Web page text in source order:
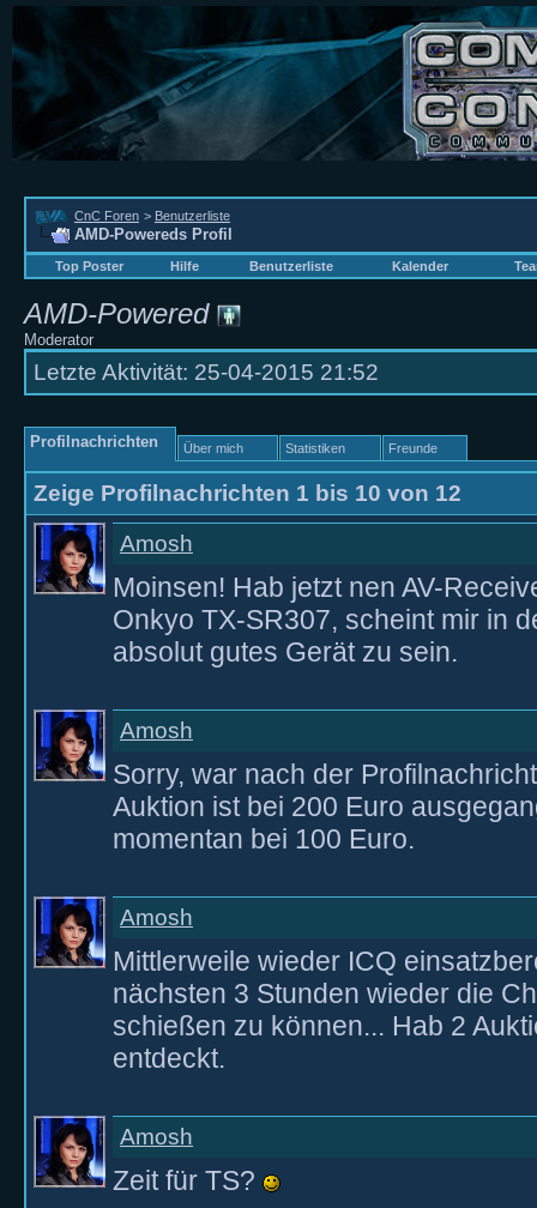
CnC Foren > Benutzerliste
AMD-Powereds Profil
Top Poster Hilfe Benutzerliste Kalender
AMD-Powered
Moderator
Letzte Aktivität: 25-04-2015 21:52
Profilnachrichten Über mich Statistiken Freunde
Zeige Profilnachrichten 1 bis 10 von 12
Amosh
Moinsen! Hab jetzt nen AV-
Onkyo TX-SR307, scheint mir in
absolut gutes Gerät zu sein.
Amosh
Sorry, war nach der
Auktion ist bei 200 Euro
momentan bei 100 Euro.
Amosh
Mittlerweile wieder ICQ
nächsten 3 Stunden wieder die
schießen zu können... Hab 2
entdeckt.
Amosh
Zeit für TS?